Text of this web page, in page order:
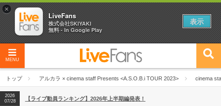
MENU
トップ アルカラ × cinema staff Presents <A.S.O.B.i TOUR 2023> cinema
04/27
【フェス特集2026】フェス情報はここから！
2026
07/28
2026
【フェス特集2026】フェス情報はここから！
2026
07/28
【ライブ動員ランキング】2026年上半期編発表！
×
LiveFans
株式会社SKIYAKI
無料 - In Google Play
表示